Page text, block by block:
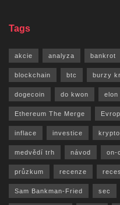
Tags
akcie analyza bankrot
blockchain btc burzy
dogecoin do kwon elon
Ethereum The Merge
inflace investice
medvědí trh návod on-
průzkum recenze
Sam Bankman-Fried sec